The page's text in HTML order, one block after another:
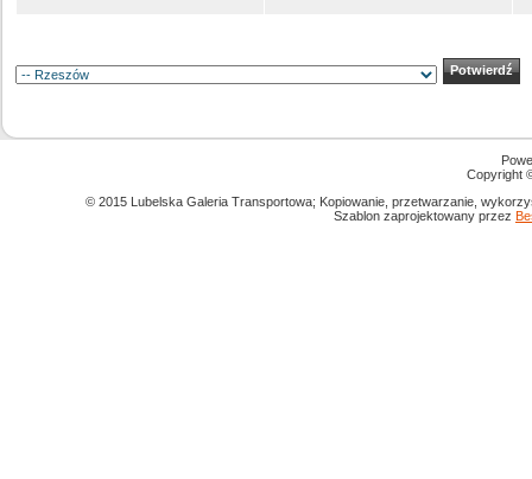
Copyright
© 2015 Lubelska Galeria Transportowa; Kopiowanie, przetwarzanie,
Szablon zaprojektowany przez